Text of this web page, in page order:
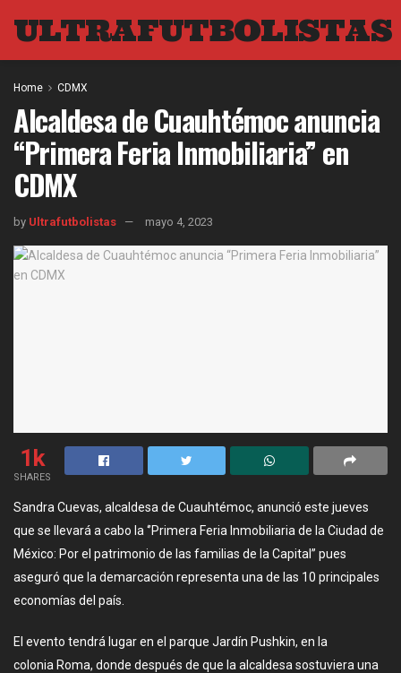
ULTRAFUTBOLISTAS
Home CDMX
Alcaldesa de Cuauhtémoc anuncia
“Primera Feria Inmobiliaria” en
CDMX
by Ultrafutbolistas mayo 4, 2023
1k
SHARES
Sandra Cuevas, alcaldesa de Cuauhtémoc, anunció este jueves
que se llevará a cabo la ‘’Primera Feria Inmobiliaria de la Ciudad de
México: Por el patrimonio de las familias de la Capital’’ pues
aseguró que la demarcación representa una de las 10 principales
economías del país.
El evento tendrá lugar en el parque Jardín Pushkin, en la
colonia Roma, donde después de que la alcaldesa sostuviera una